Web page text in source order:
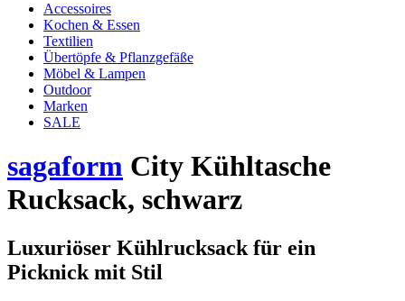
Accessoires
Kochen & Essen
Textilien
Übertöpfe & Pflanzgefäße
Möbel & Lampen
Outdoor
Marken
SALE
sagaform City Kühltasche
Rucksack, schwarz
Luxuriöser Kühlrucksack für ein
Picknick mit Stil